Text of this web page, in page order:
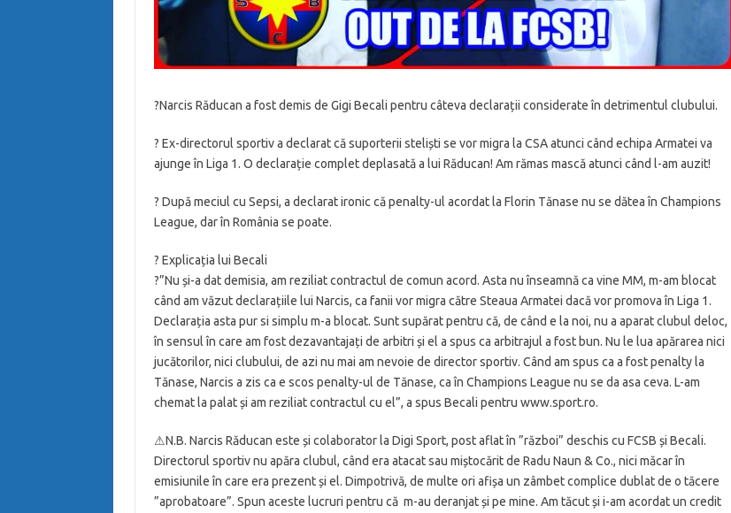
?Narcis Răducan a fost demis de Gigi Becali pentru câteva declarații considerate în detrimentul clubului.
?️ Ex-directorul sportiv a declarat că suporterii steliști se vor migra la CSA atunci când echipa Armatei va
ajunge în Liga 1. O declarație complet deplasată a lui Răducan! Am rămas mască atunci când l-am auzit!
?️ După meciul cu Sepsi, a declarat ironic că penalty-ul acordat la Florin Tănase nu se dătea în Champions
League, dar în România se poate.
? Explicația lui Becali
?”Nu și-a dat demisia, am reziliat contractul de comun acord. Asta nu înseamnă ca vine MM, m-am blocat
când am văzut declarațiile lui Narcis, ca fanii vor migra către Steaua Armatei dacă vor promova în Liga 1.
Declarația asta pur si simplu m-a blocat. Sunt supărat pentru că, de când e la noi, nu a aparat clubul deloc,
în sensul în care am fost dezavantajați de arbitri și el a spus ca arbitrajul a fost bun. Nu le lua apărarea nici
jucătorilor, nici clubului, de azi nu mai am nevoie de director sportiv. Când am spus ca a fost penalty la
Tănase, Narcis a zis ca e scos penalty-ul de Tănase, ca în Champions League nu se da asa ceva. L-am
chemat la palat și am reziliat contractul cu el”, a spus Becali pentru www.sport.ro.
⚠N.B. Narcis Răducan este și colaborator la Digi Sport, post aflat în ”război” deschis cu FCSB și Becali.
Directorul sportiv nu apăra clubul, când era atacat sau miștocărit de Radu Naun & Co., nici măcar în
emisiunile în care era prezent și el. Dimpotrivă, de multe ori afișa un zâmbet complice dublat de o tăcere
”aprobatoare”. Spun aceste lucruri pentru că m-au deranjat și pe mine. Am tăcut și i-am acordat un credit